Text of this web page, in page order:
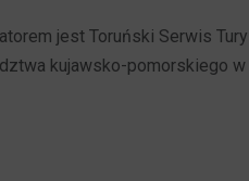
jest Toruński Serwis
kujawsko-pomorskiego w